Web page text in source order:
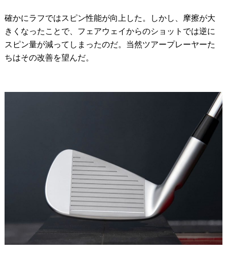
確かにラフではスピン性能が向上した。しかし、摩擦が大
きくなったことで、フェアウェイからのショットでは逆に
スピン量が減ってしまったのだ。当然ツアープレーヤーた
ちはその改善を望んだ。